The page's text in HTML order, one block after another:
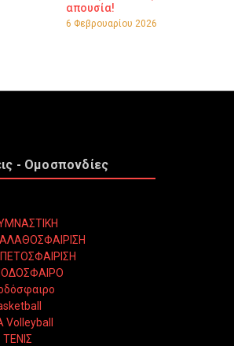
απουσία!
6 Φεβρουαρίου 2026
- Ομοσπονδίες